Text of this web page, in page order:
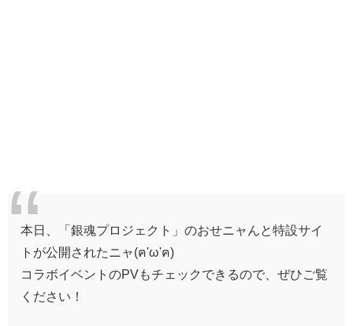
本日、「銀魂プロジェクト」のおせニャんと特設サイ
トが公開されたニャ(ฅ'ω'ฅ)
コラボイベントのPVもチェックできるので、ぜひご覧
ください！